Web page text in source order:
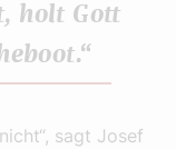
holt Gott
sagt Josef